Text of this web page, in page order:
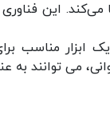
این
ابزار مناسب
می توانند